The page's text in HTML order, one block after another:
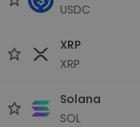
USDC
XRP
XRP
Solana
SOL